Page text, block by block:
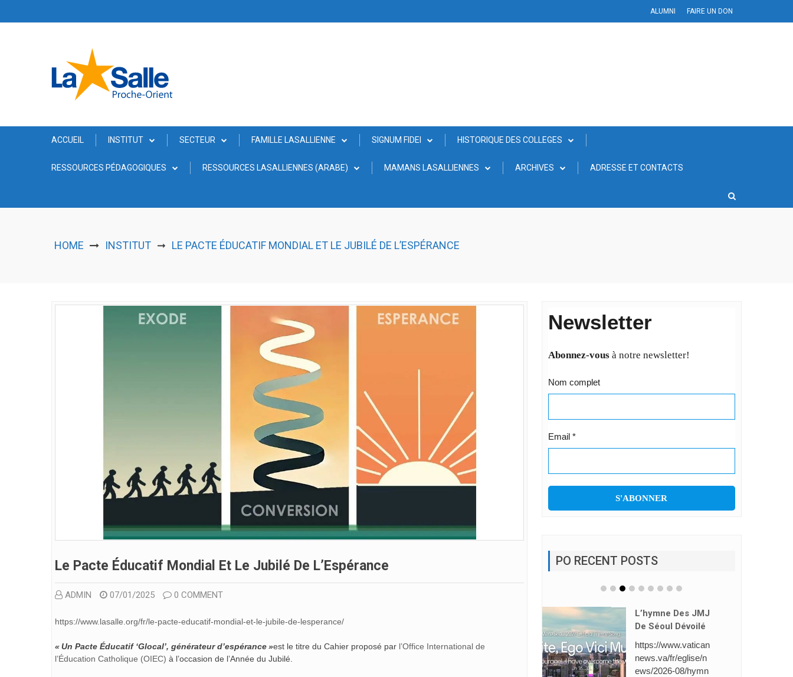
ALUMNI FAIRE UN DON
ACCUEIL INSTITUT SECTEUR FAMILLE LASALLIENNE SIGNUM FIDEI HISTORIQUE DES COLLEGES
RESSOURCES PÉDAGOGIQUES RESSOURCES LASALLIENNES (ARABE) MAMANS LASALLIENNES ARCHIVES ADRESSE ET CONTACTS
HOME INSTITUT ➞ LE PACTE ÉDUCATIF MONDIAL ET LE JUBILÉ DE L’ESPÉRANCE
Le Pacte Éducatif Mondial Et Le Jubilé De L’Espérance
ADMIN 07/01/2025 0 COMMENT
https://www.lasalle.org/fr/le-pacte-educatif-mondial-et-le-jubile-de-lesperance/
« Un Pacte Éducatif ‘Glocal’, générateur d’espérance »est le titre du Cahier proposé par l’Office International de
l’Éducation Catholique (OIEC) à l’occasion de l’Année du Jubilé.
Newsletter
Abonnez-vousà notre newsletter!
Nom complet
Email *
PO RECENT POSTS
Saint-Gabriel: 1èr
E Place (Line Foll
Owing).
La Direction de l’Éc
ole Saint-Gabriel a